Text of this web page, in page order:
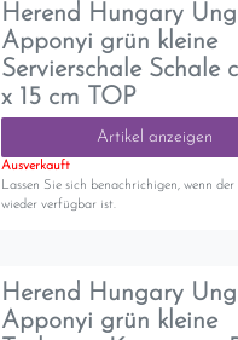
Herend Hungary
Apponyi grün kleine
Servierschale Schale
x 15 cm TOP
Artikel anzeigen
Ausverkauft
Lassen Sie sich benachrichigen, wenn
wieder verfügbar ist.
Herend Hungary
Apponyi grün kleine